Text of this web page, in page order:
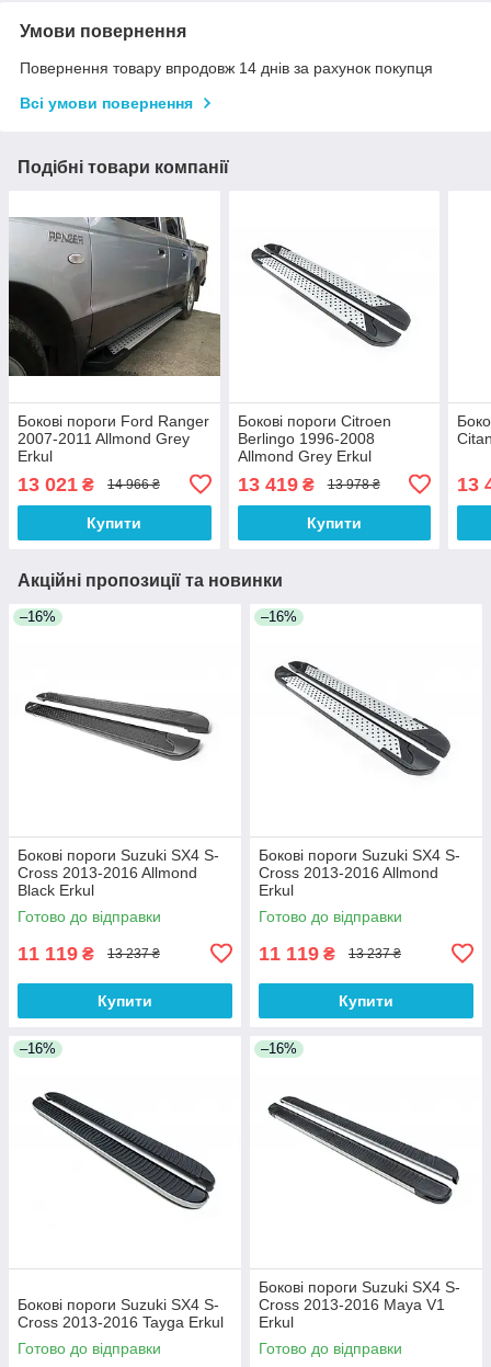
Умови повернення
Повернення товару впродовж 14 днів за рахунок покупця
Всі умови повернення
Подібні товари компанії
Бокові пороги Ford Ranger
2007-2011 Allmond Grey
Erkul
13 021 ₴ 14 966 ₴
Купити
Бокові пороги Citroen
Berlingo 1996-2008
Allmond Grey Erkul
13 419₴ 13 978 ₴
Купити
13
Акційні пропозиції та новинки
–16%
Бокові пороги Suzuki SX4 S-
Cross 2013-2016 Allmond
Black Erkul
Готово до відправки
11 119 ₴ 13 237 ₴
Купити
–16%
Бокові пороги Suzuki SX4 S-
Cross 2013-2016 Allmond
Erkul
Готово до відправки
11 119 ₴ 13 237 ₴
Купити
–16%
Бокові пороги Suzuki SX4 S-
Cross 2013-2016 Tayga Erkul
Готово до відправки
–16%
Бокові пороги Suzuki SX4 S-
Cross 2013-2016 Maya V1
Erkul
Готово до відправки